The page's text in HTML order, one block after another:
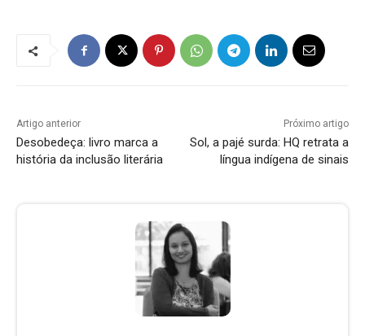
Artigo anterior
Desobedeça: livro marca a
história da inclusão literária
Próximo artigo
Sol, a pajé surda: HQ retrata a
língua indígena de sinais